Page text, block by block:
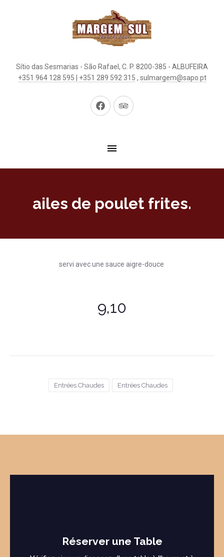
Sítio das Sesmarias - São Rafael, C. P. 8200-385 - ALBUFEIRA
+351 964 128 595 | +351 289 592 315 , sulmargem@sapo.pt
New
New
ailes de poulet frites.
servi avec une sauce aigre-douce
9,10
Entrées Chaudes Entrées Chaudes
Réserver une Table